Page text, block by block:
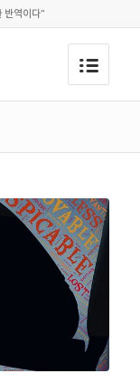
반역이다"